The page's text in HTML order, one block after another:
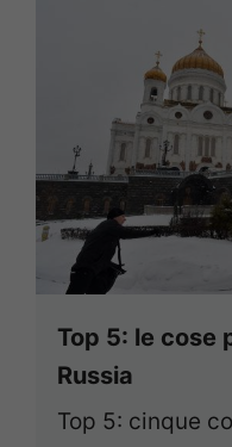
Top 5: le cose
Russia
Top 5: cinque